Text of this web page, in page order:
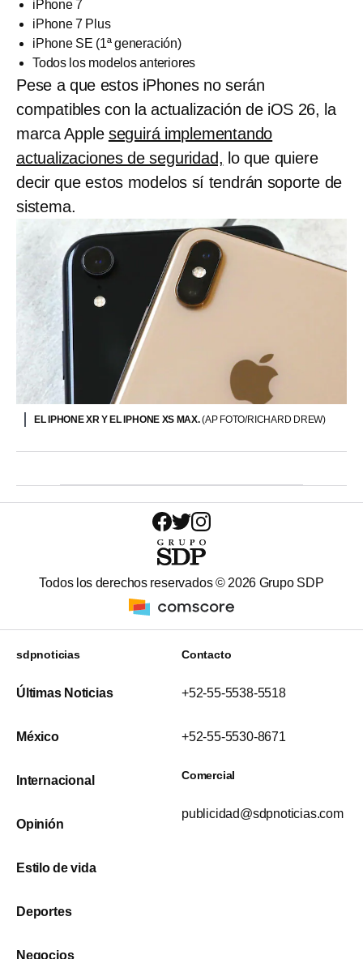
iPhone 7
iPhone 7 Plus
iPhone SE (1ª generación)
Todos los modelos anteriores
Pese a que estos iPhones no serán
compatibles con la actualización de iOS 26, la
marca Apple seguirá implementando
actualizaciones de seguridad, lo que quiere
decir que estos modelos sí tendrán soporte de
sistema.
EL IPHONE XR Y EL IPHONE XS MAX.(AP FOTO/RICHARD DREW)
Todos los derechos reservados © 2026 Grupo SDP
sdpnoticias
Últimas Noticias
México
Internacional
Opinión
Estilo de vida
Deportes
Negocios
Contacto
+52-55-5538-5518
+52-55-5530-8671
Comercial
publicidad@sdpnoticias.com